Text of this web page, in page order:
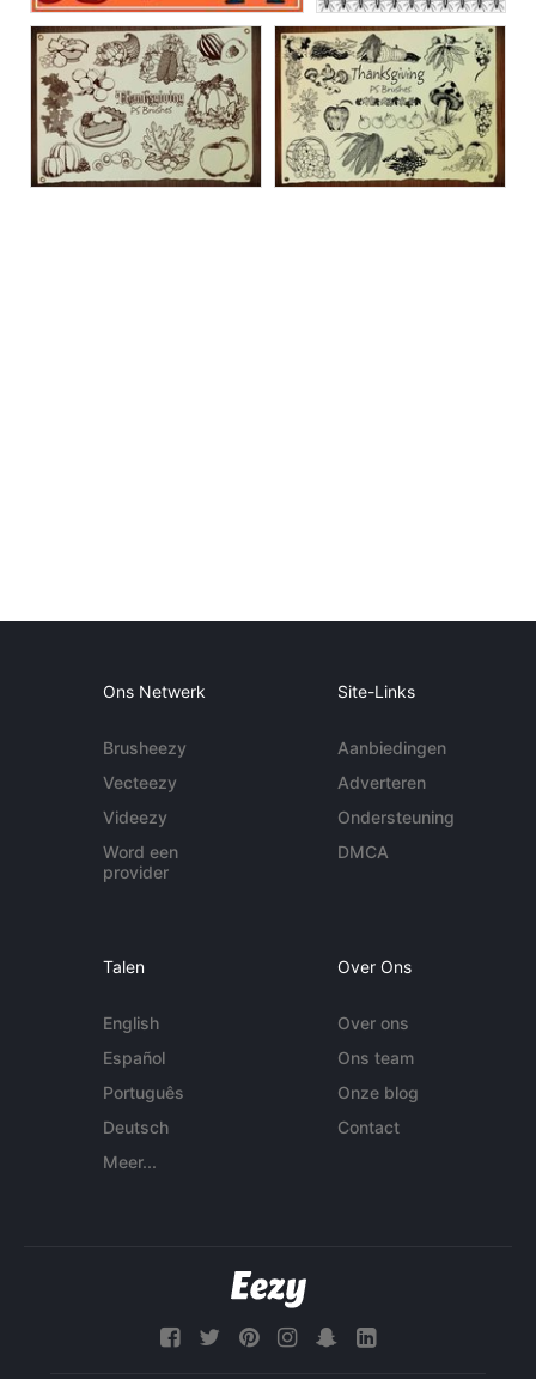
Ons Netwerk
Brusheezy
Vecteezy
Videezy
Word een
provider
Site-Links
Aanbiedingen
Adverteren
Ondersteuning
DMCA
Talen
English
Español
Português
Deutsch
Meer...
Over Ons
Over ons
Ons team
Onze blog
Contact